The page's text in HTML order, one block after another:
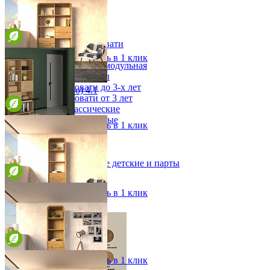
Детская
Двухъярусные кровати
Декор в детскую
Детская Вилия-М модульная
Детские гарнитуры
Детские кровати до 3-х лет
Детские кровати от 3 лет
Комоды классические
Комоды пеленальные
Кровати домики
Полки детские
Стеллажи детские
Столы письменные детские и парты
Тумбы для детей
Шведская стенка
Ящики и короба
Тумба под ТВ Дэо (Deo)
от 71 460 ₽
180х47х40 см
В корзину
Быстро купить в 1 клик
Стеллаж Дэо (Deo) 4.1
от 154 027 ₽
100х198х45 см
В корзину
Быстро купить в 1 клик
Стеллаж Дэо (Deo) 4
от 165 506 ₽
100х198х45 см
В корзину
Быстро купить в 1 клик
Стеллаж Дэо (Deo) 3.1
от 90 952 ₽
55х198х45 см
В корзину
Быстро купить в 1 клик